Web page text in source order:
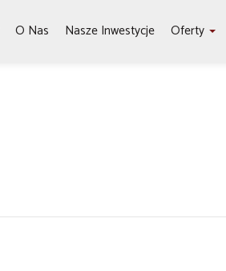
O Nas Nasze Inwestycje Oferty